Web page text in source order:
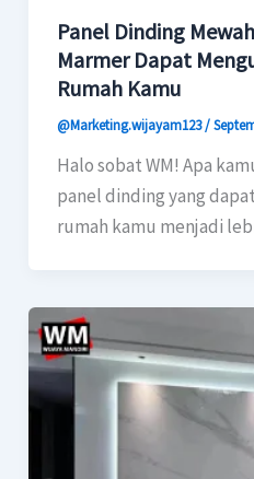
Panel Dinding
Marmer Dapat
Rumah Kamu
@Marketing.wijayam123/
Halo sobat WM! Apa
panel dinding yang
rumah kamu menjadi